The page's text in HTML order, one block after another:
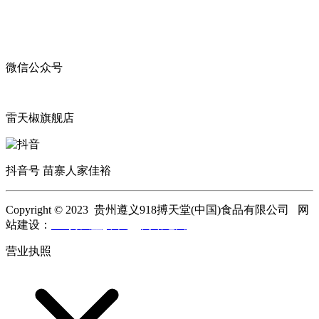
微信公众号
雷天椒旗舰店
抖音号 苗寨人家佳裕
Copyright © 2023 贵州遵义918搏天堂(中国)食品有限公司 网
站建设：
营业执照